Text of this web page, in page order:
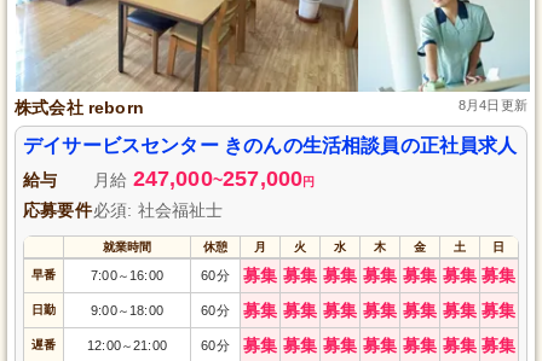
株式会社 reborn 8月4日更新
デイサービスセンター きのんの生活相談員の正社員求人
給与 月給 247,000~257,000円
応募要件必須: 社会福祉士
就業時間 休憩 月 火 水 木 金 土 日
早番 7:00～ 16:00 60分 募集 募集 募集 募集 募集 募集 募集
日勤 9:00～ 18:00 60分 募集 募集 募集 募集 募集 募集 募集
遅番 12:00～21:00 60分 募集 募集 募集 募集 募集 募集 募集